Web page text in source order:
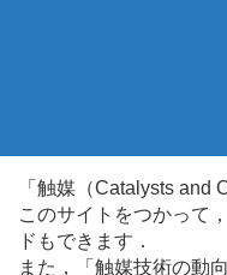
「触媒（Catalysts
このサイトをつかって
ドもできます．
また，「触媒技術の動